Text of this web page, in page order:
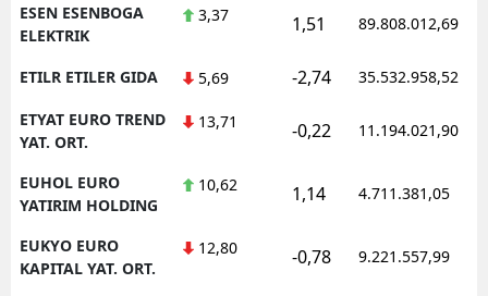
ESEN ESENBOGA
ELEKTRIK
3,37 1,51 89.808.012,69
ETILR ETILER GIDA 5,69 -2,74 35.532.958,52
ETYAT EURO TREND
YAT. ORT.
13,71 -0,22 11.194.021,90
EUHOL EURO
YATIRIM HOLDING
10,62 1,14 4.711.381,05
EUKYO EURO
KAPITAL YAT. ORT.
12,80 -0,78 9.221.557,99